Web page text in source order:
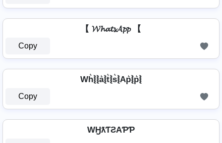
【 𝓦𝓱𝓪𝓽𝓼𝓐𝓹𝓹 【
Copy
Wh͛⦚⦚a͛⦚t͛⦚s͛⦚Ap͛⦚p͛⦚
Copy
WӇƛƬƧAƤƤ